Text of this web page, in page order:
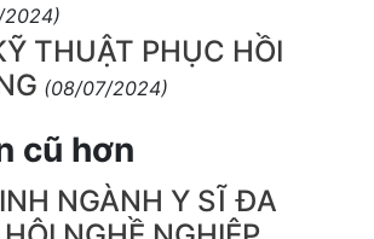
THUẬT PHỤC HỒI
(08/07/2024)
cũ hơn
NGÀNH Y SĨ ĐA